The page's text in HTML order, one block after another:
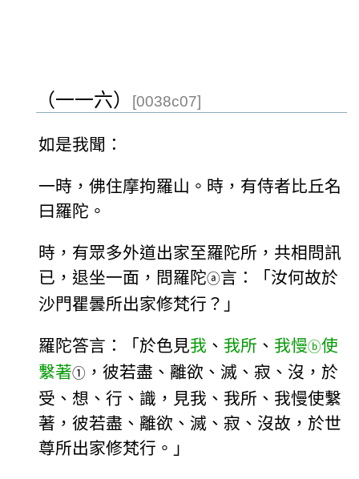
（一一六） [0038c07]
如是我聞：
一時，佛住摩拘羅山。時，有侍者比丘名
曰羅陀。
時，有眾多外道出家至羅陀所，共相問訊
已，退坐一面，問羅陀ⓐ言：「汝何故於
沙門瞿曇所出家修梵行？」
羅陀答言：「於色見我 、 我所 、 我慢ⓑ使
繫著① ，彼若盡、離欲、滅、寂、沒，於
受、想、行、識，見我、我所、我慢使繫
著，彼若盡、離欲、滅、寂、沒故，於世
尊所出家修梵行。」